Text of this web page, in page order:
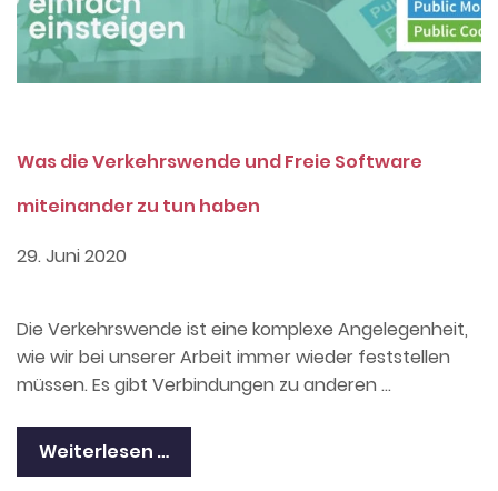
Was die Verkehrswende und Freie Software
miteinander zu tun haben
29. Juni 2020
Die Verkehrswende ist eine komplexe Angelegenheit,
wie wir bei unserer Arbeit immer wieder feststellen
müssen. Es gibt Verbindungen zu anderen …
Weiterlesen …